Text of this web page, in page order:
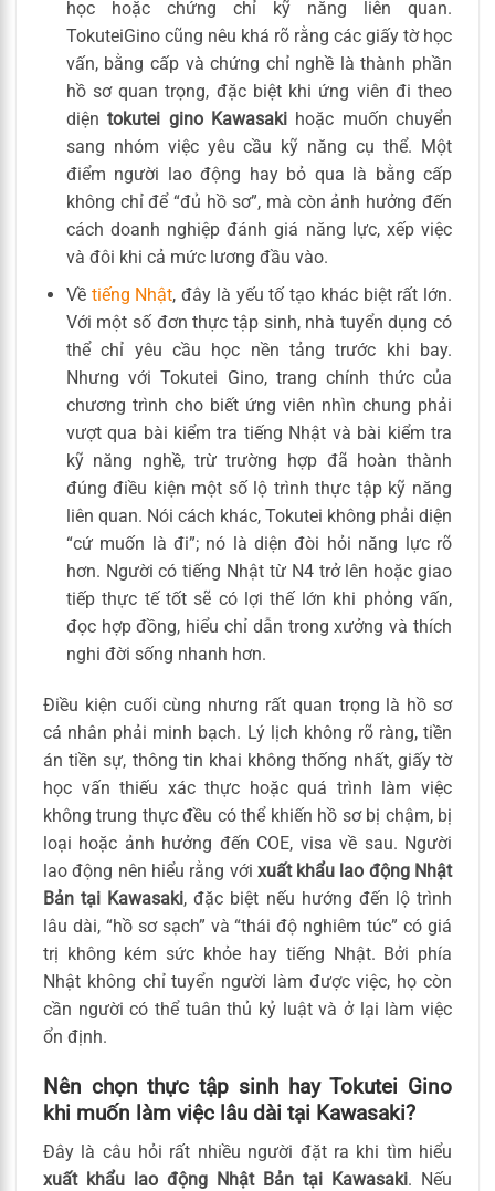
học hoặc chứng chỉ kỹ năng liên quan.
TokuteiGino cũng nêu khá rõ rằng các giấy tờ học
vấn, bằng cấp và chứng chỉ nghề là thành phần
hồ sơ quan trọng, đặc biệt khi ứng viên đi theo
diệntokutei gino Kawasakihoặc muốn chuyển
sang nhóm việc yêu cầu kỹ năng cụ thể. Một
điểm người lao động hay bỏ qua là bằng cấp
không chỉ để “đủ hồ sơ”, mà còn ảnh hưởng đến
cách doanh nghiệp đánh giá năng lực, xếp việc
và đôi khi cả mức lương đầu vào.
Về tiếng Nhật, đây là yếu tố tạo khác biệt rất lớn.
Với một số đơn thực tập sinh, nhà tuyển dụng có
thể chỉ yêu cầu học nền tảng trước khi bay.
Nhưng với Tokutei Gino, trang chính thức của
chương trình cho biết ứng viên nhìn chung phải
vượt qua bài kiểm tra tiếng Nhật và bài kiểm tra
kỹ năng nghề, trừ trường hợp đã hoàn thành
đúng điều kiện một số lộ trình thực tập kỹ năng
liên quan. Nói cách khác, Tokutei không phải diện
“cứ muốn là đi”; nó là diện đòi hỏi năng lực rõ
hơn. Người có tiếng Nhật từ N4 trở lên hoặc giao
tiếp thực tế tốt sẽ có lợi thế lớn khi phỏng vấn,
đọc hợp đồng, hiểu chỉ dẫn trong xưởng và thích
nghi đời sống nhanh hơn.
Điều kiện cuối cùng nhưng rất quan trọng là hồ sơ
cá nhân phải minh bạch. Lý lịch không rõ ràng, tiền
án tiền sự, thông tin khai không thống nhất, giấy tờ
học vấn thiếu xác thực hoặc quá trình làm việc
không trung thực đều có thể khiến hồ sơ bị chậm, bị
loại hoặc ảnh hưởng đến COE, visa về sau. Người
lao động nên hiểu rằng với xuất khẩu lao động Nhật
Bản tại Kawasaki, đặc biệt nếu hướng đến lộ trình
lâu dài, “hồ sơ sạch” và “thái độ nghiêm túc” có giá
trị không kém sức khỏe hay tiếng Nhật. Bởi phía
Nhật không chỉ tuyển người làm được việc, họ còn
cần người có thể tuân thủ kỷ luật và ở lại làm việc
ổn định.
Nên chọn thực tập sinh hay Tokutei Gino
khi muốn làm việc lâu dài tại Kawasaki?
Đây là câu hỏi rất nhiều người đặt ra khi tìm hiểu
xuất khẩu lao động Nhật Bản tại Kawasaki. Nếu